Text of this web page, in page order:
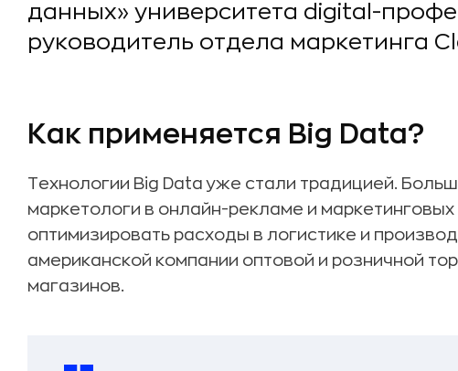
данных» университета digital-
руководитель отдела маркетинга
Как применяется Big Data?
Технологии Big Data уже стали традицией.
маркетологи в онлайн-рекламе и
оптимизировать расходы в логистике и
американской компании оптовой и розничной
магазинов.